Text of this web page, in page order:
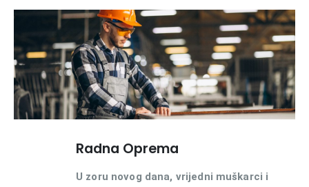
Radna Oprema
U zoru novog dana, vrijedni muškarci i